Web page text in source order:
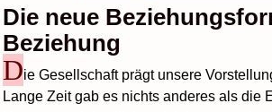
Die neue
Beziehung
Die Gesellschaft prägt unsere
Lange Zeit gab es nichts anderes als die